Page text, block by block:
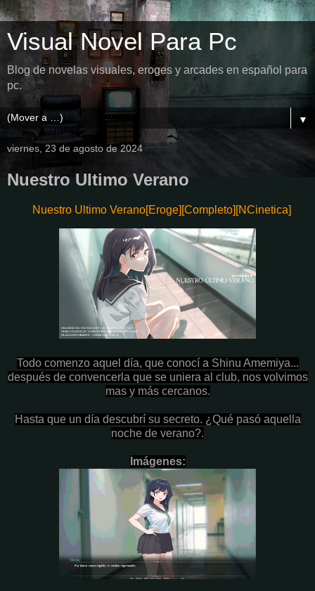
Visual Novel Para Pc
Blog de novelas visuales, eroges y arcades en español para
pc.
▼
viernes, 23 de agosto de 2024
Nuestro Ultimo Verano
Nuestro Ultimo Verano[Eroge][Completo][NCinetica]
Todo comenzo aquel día, que conocí a Shinu Amemiya...
después de convencerla que se uniera al club, nos volvimos
mas y más cercanos.
Hasta que un día descubrí su secreto. ¿Qué pasó aquella
noche de verano?.
Imágenes: